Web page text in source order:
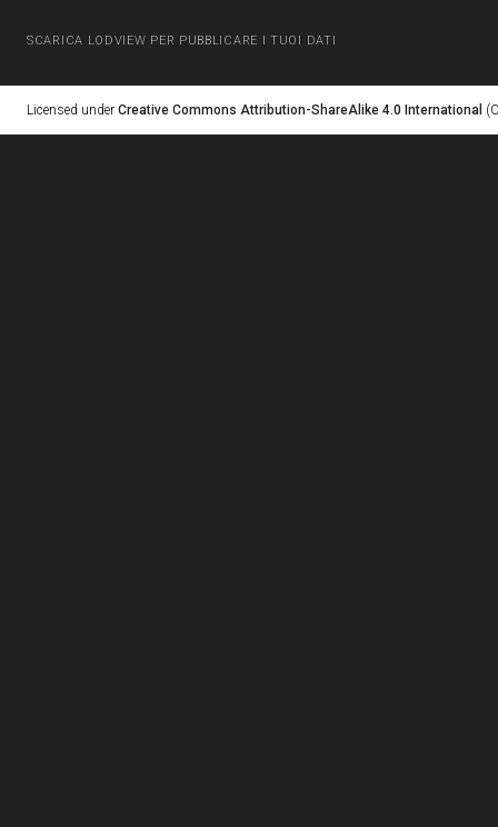
SCARICA LODVIEW PER PUBBLICARE I TUOI DATI
Licensed under Creative Commons Attribution-ShareAlike 4.0 International